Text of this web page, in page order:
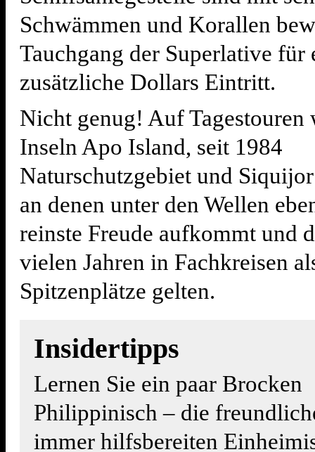
Schwämmen und Korallen
Tauchgang der Superlative für
zusätzliche Dollars Eintritt.
Nicht genug! Auf Tagestouren
Inseln Apo Island, seit 1984
Naturschutzgebiet und
an denen unter den Wellen
reinste Freude aufkommt und
vielen Jahren in Fachkreisen
Spitzenplätze gelten.
Insidertipps
Lernen Sie ein paar Brocken
Philippinisch – die
immer hilfsbereiten